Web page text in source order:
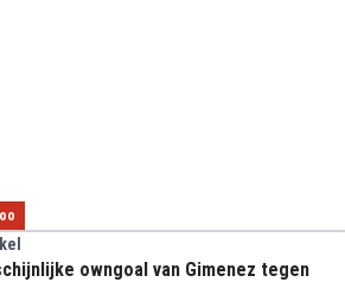
owngoal van Gimenez tegen